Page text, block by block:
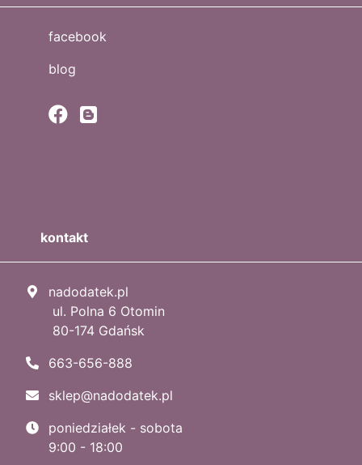
facebook
blog
kontakt
nadodatek.pl
ul. Polna 6 Otomin
80-174 Gdańsk
663-656-888
sklep@nadodatek.pl
poniedziałek - sobota
9:00 - 18:00